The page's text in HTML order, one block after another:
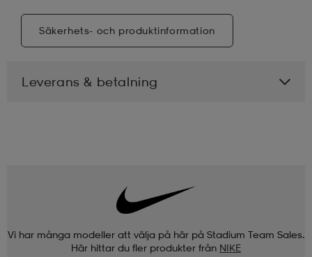
Säkerhets- och produktinformation
Leverans & betalning
Vi har många modeller att välja på här på Stadium Team Sales.
Här hittar du fler produkter från NIKE